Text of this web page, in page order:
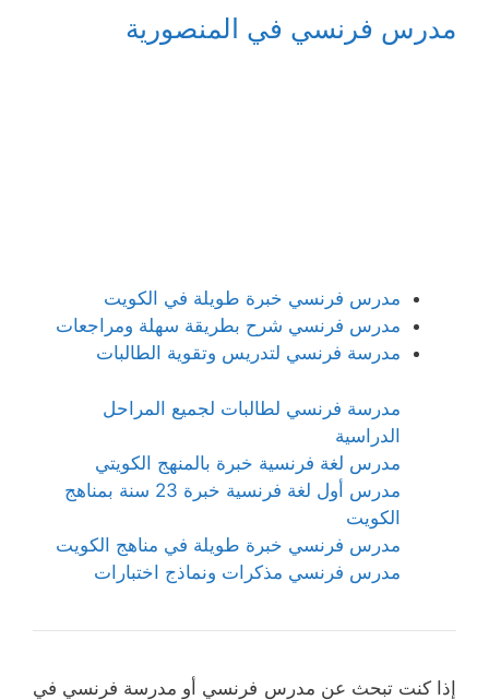
مدرس فرنسي في المنصورية
مدرس فرنسي خبرة طويلة في الكويت
مدرس فرنسي شرح بطريقة سهلة ومراجعات
مدرسة فرنسي لتدريس وتقوية الطالبات
مدرسة فرنسي لطالبات لجميع المراحل
الدراسية
مدرس لغة فرنسية خبرة بالمنهج الكويتي
مدرس أول لغة فرنسية خبرة 23 سنة بمناهج
الكويت
مدرس فرنسي خبرة طويلة في مناهج الكويت
مدرس فرنسي مذكرات ونماذج اختبارات
إذا كنت تبحث عن مدرس فرنسي أو مدرسة فرنسي في